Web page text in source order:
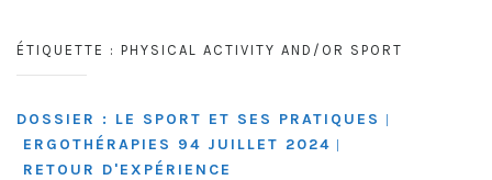
ÉTIQUETTE : PHYSICAL ACTIVITY AND/OR SPORT
DOSSIER : LE SPORT ET SES PRATIQUES |
ERGOTHÉRAPIES 94 JUILLET 2024 |
RETOUR D'EXPÉRIENCE